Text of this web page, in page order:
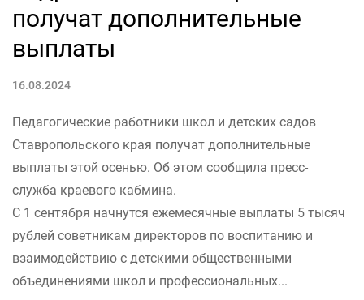
получат дополнительные
выплаты
16.08.2024
Педагогические работники школ и детских садов
Ставропольского края получат дополнительные
выплаты этой осенью. Об этом сообщила пресс-
служба краевого кабмина.
С 1 сентября начнутся ежемесячные выплаты 5 тысяч
рублей советникам директоров по воспитанию и
взаимодействию с детскими общественными
объединениями школ и профессиональных...